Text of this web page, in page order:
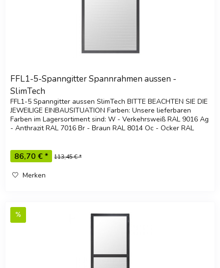
FFL1-5-Spanngitter Spannrahmen aussen -
SlimTech
FFL1-5 Spanngitter aussen SlimTech BITTE BEACHTEN SIE DIE
JEWEILIGE EINBAUSITUATION Farben: Unsere lieferbaren
Farben im Lagersortiment sind: W - Verkehrsweiß RAL 9016 Ag
- Anthrazit RAL 7016 Br - Braun RAL 8014 Oc - Ocker RAL
86,70 € * 113,45 € *
Merken